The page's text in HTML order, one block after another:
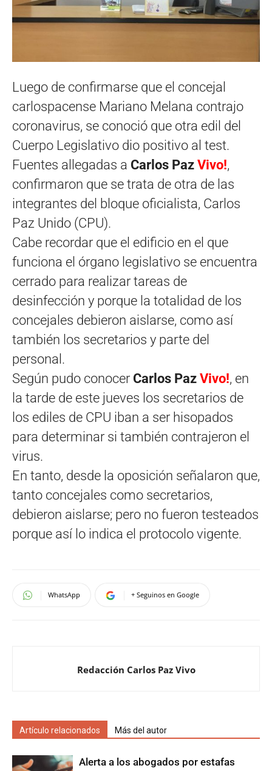
Luego de confirmarse que el concejal
carlospacense Mariano Melana contrajo
coronavirus, se conoció que otra edil del
Cuerpo Legislativo dio positivo al test.
Fuentes allegadas a Carlos Paz Vivo!,
confirmaron que se trata de otra de las
integrantes del bloque oficialista, Carlos
Paz Unido (CPU).
Cabe recordar que el edificio en el que
funciona el órgano legislativo se encuentra
cerrado para realizar tareas de
desinfección y porque la totalidad de los
concejales debieron aislarse, como así
también los secretarios y parte del
personal.
Según pudo conocer Carlos Paz Vivo!, en
la tarde de este jueves los secretarios de
los ediles de CPU iban a ser hisopados
para determinar si también contrajeron el
virus.
En tanto, desde la oposición señalaron que,
tanto concejales como secretarios,
debieron aislarse; pero no fueron testeados
porque así lo indica el protocolo vigente.
WhatsApp + Seguinos en Google
Redacción Carlos Paz Vivo
Artículo relacionados Más del autor
Alerta a los abogados por estafas